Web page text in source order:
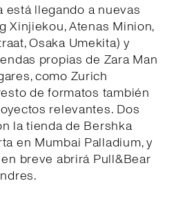
está llegando a nuevas
Xinjiekou, Atenas Minion,
Osaka Umekita) y
propias de Zara Man
como Zurich
de formatos también
relevantes. Dos
la tienda de Bershka
en Mumbai Palladium, y
breve abrirá Pull&Bear